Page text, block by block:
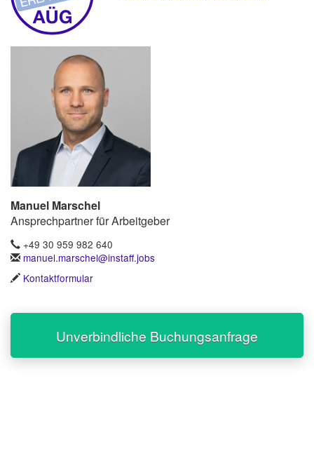
Manuel Marschel
Ansprechpartner für Arbeitgeber
+49 30 959 982 640
manuel.marschel@instaff.jobs
Kontaktformular
Unverbindliche Buchungsanfrage